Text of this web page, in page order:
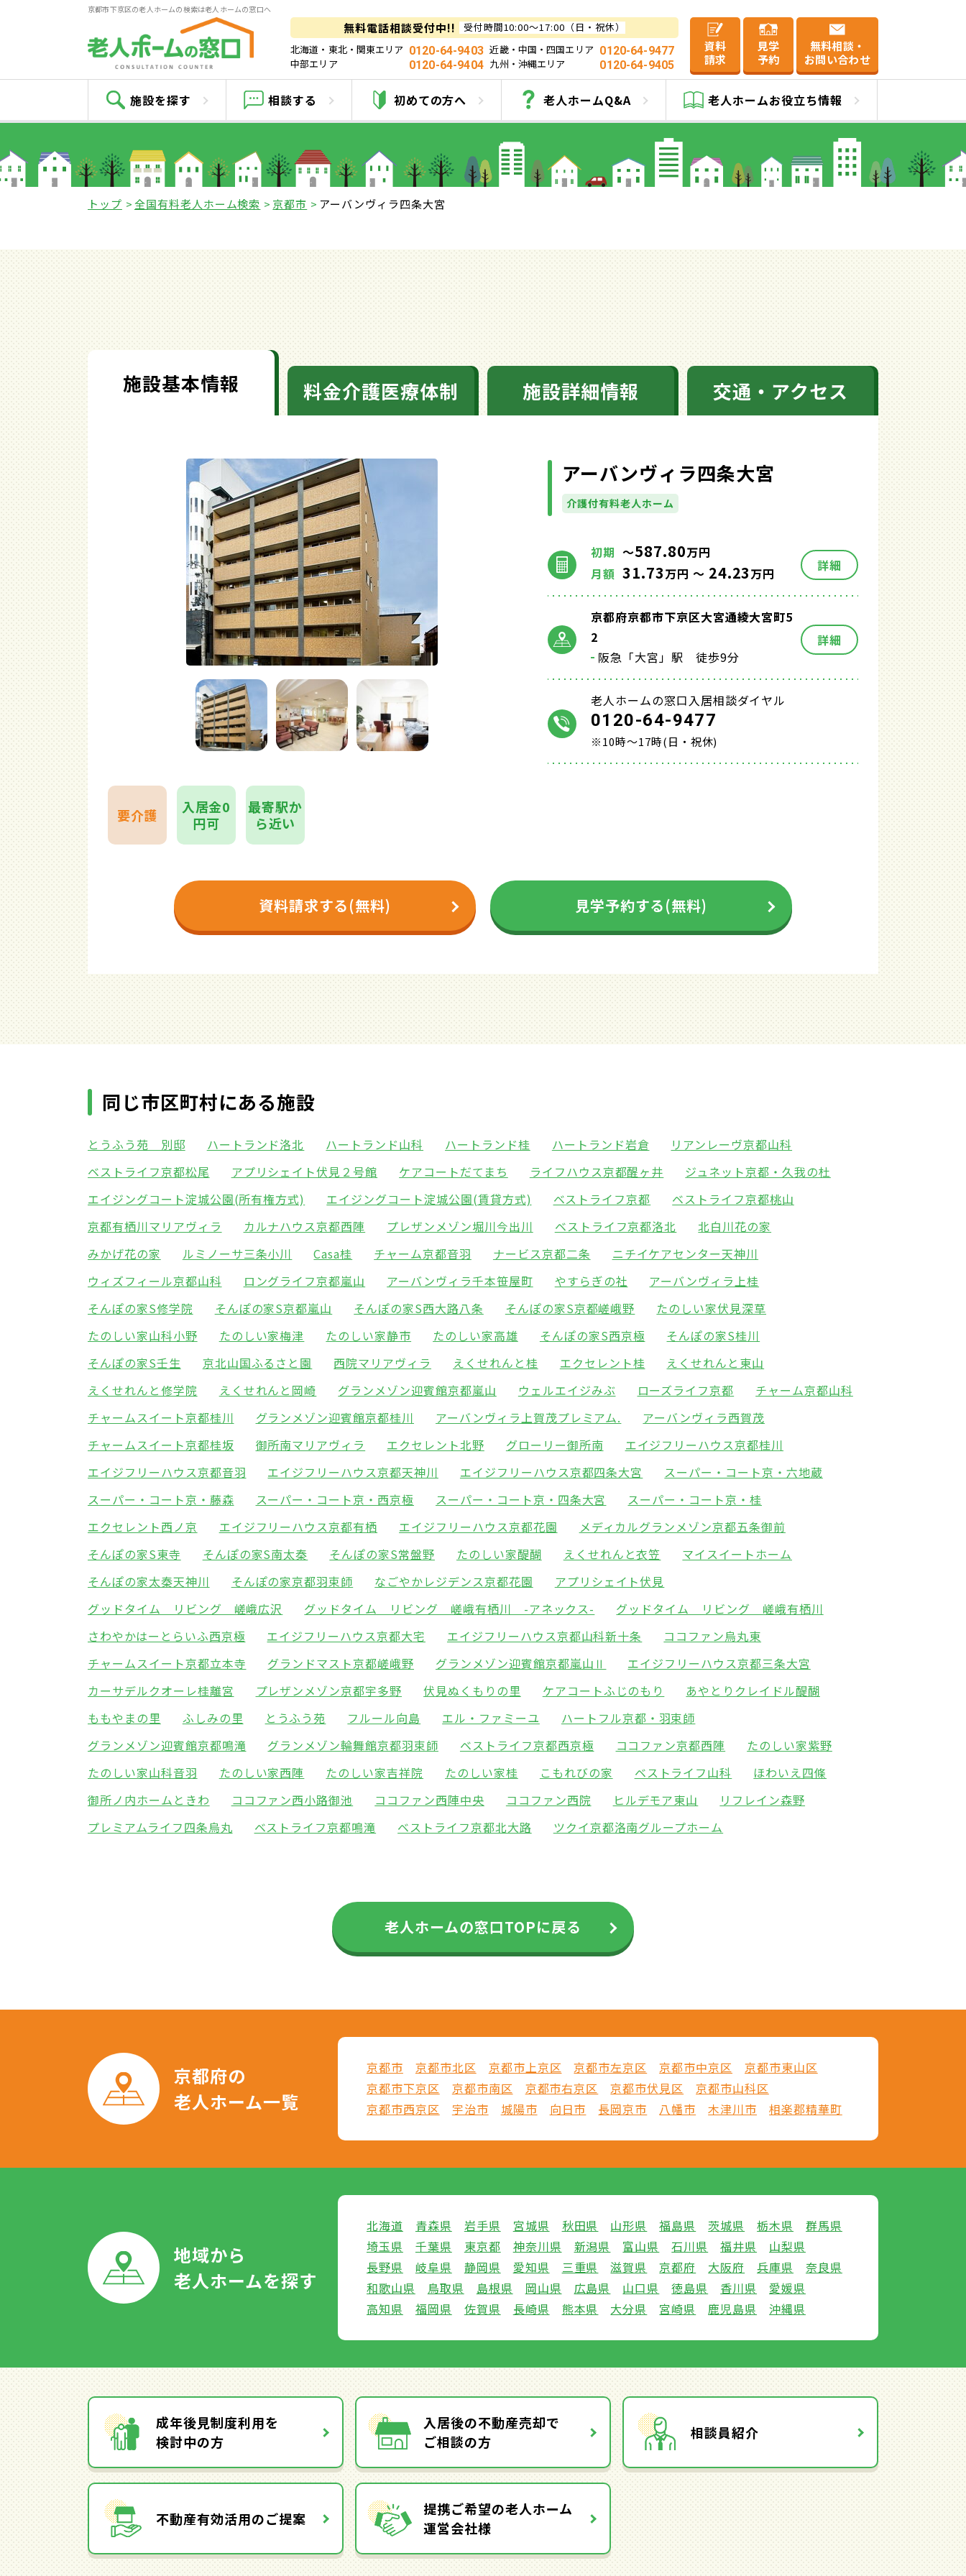
京都市下京区の老人ホームの検索は老人ホームの窓口へ
無料電話相談受付中!!
受付時間10:00～17:00（日・祝休）
北海道・東北・関東エリア 0120-64-9403 近畿・中国・四国エリア 0120-64-9477
中部エリア
0120-64-9404 九州・沖縄エリア 0120-64-9405
資料
請求
見学
予約
無料相談・
お問い合わせ
施設を探す 相談する 初めての方へ 老人ホームQ&A 老人ホームお役立ち情報
アーバンヴィラ四条大宮
トップ 全国有料老人ホーム検索 京都市 アーバンヴィラ四条大宮
施設基本情報 料金介護医療体制 施設詳細情報 交通・アクセス
アーバンヴィラ四条大宮
介護付有料老人ホーム
初期 ～587.80万円
月額 31.73万円 ～ 24.23万円 詳細
京都府京都市下京区大宮通綾大宮町5
2
阪急「大宮」駅 徒歩9分
詳細
老人ホームの窓口入居相談ダイヤル
0120-64-9477
※10時～17時(日・祝休)
要介護
入居金0
円可
最寄駅か
ら近い
資料請求する(無料) 見学予約する(無料)
同じ市区町村にある施設
とうふう苑 別邸 ハートランド洛北 ハートランド山科 ハートランド桂 ハートランド岩倉
リアンレーヴ京都山科
ベストライフ京都松尾
アプリシェイト伏見２号館 ケアコートだてまち ライフハウス京都醒ヶ井
ジュネット京都・久我の杜
エイジングコート淀城公園(所有権方式)
エイジングコート淀城公園(賃貸方式) ベストライフ京都
ベストライフ京都桃山
京都有栖川マリアヴィラ
カルナハウス京都西陣 プレザンメゾン堀川今出川 ベストライフ京都洛北
北白川花の家
みかげ花の家
ルミノーサ三条小川 Casa桂 チャーム京都音羽 ナービス京都二条
ニチイケアセンター天神川
ウィズフィール京都山科
ロングライフ京都嵐山 アーバンヴィラ千本笹屋町 やすらぎの社
アーバンヴィラ上桂
そんぽの家S修学院
そんぽの家S京都嵐山 そんぽの家S西大路八条 そんぽの家S京都嵯峨野
たのしい家伏見深草
たのしい家山科小野
たのしい家梅津 たのしい家静市 たのしい家高雄 そんぽの家S西京極
そんぽの家S桂川
そんぽの家S壬生
京北山国ふるさと園 西院マリアヴィラ えくせれんと桂 エクセレント桂
えくせれんと東山
えくせれんと修学院
えくせれんと岡崎 グランメゾン迎賓館京都嵐山 ウェルエイジみぶ ローズライフ京都
チャーム京都山科
チャームスイート京都桂川
グランメゾン迎賓館京都桂川 アーバンヴィラ上賀茂プレミアム.
アーバンヴィラ西賀茂
チャームスイート京都桂坂
御所南マリアヴィラ エクセレント北野 グローリー御所南
エイジフリーハウス京都桂川
エイジフリーハウス京都音羽
エイジフリーハウス京都天神川 エイジフリーハウス京都四条大宮
スーパー・コート京・六地蔵
スーパー・コート京・藤森
スーパー・コート京・西京極 スーパー・コート京・四条大宮
スーパー・コート京・桂
エクセレント西ノ京
エイジフリーハウス京都有栖 エイジフリーハウス京都花園
メディカルグランメゾン京都五条御前
そんぽの家S東寺
そんぽの家S南太秦 そんぽの家S常盤野 たのしい家醍醐 えくせれんと衣笠
マイスイートホーム
そんぽの家太秦天神川
そんぽの家京都羽束師 なごやかレジデンス京都花園
アプリシェイト伏見
グッドタイム リビング 嵯峨広沢
グッドタイム リビング 嵯峨有栖川 -アネックス-
グッドタイム リビング 嵯峨有栖川
さわやかはーとらいふ西京極
エイジフリーハウス京都大宅 エイジフリーハウス京都山科新十条
ココファン烏丸東
チャームスイート京都立本寺
グランドマスト京都嵯峨野 グランメゾン迎賓館京都嵐山Ⅱ
エイジフリーハウス京都三条大宮
カーサデルクオーレ桂離宮
プレザンメゾン京都宇多野 伏見ぬくもりの里 ケアコートふじのもり
あやとりクレイドル醍醐
ももやまの里
ふしみの里 とうふう苑 フルール向島 エル・ファミーユ
ハートフル京都・羽束師
グランメゾン迎賓館京都鳴滝
グランメゾン輪舞館京都羽束師 ベストライフ京都西京極 ココファン京都西陣
たのしい家紫野
たのしい家山科音羽
たのしい家西陣 たのしい家吉祥院 たのしい家桂 こもれびの家 ベストライフ山科
ほわいえ四條
御所ノ内ホームときわ
ココファン西小路御池 ココファン西陣中央 ココファン西院 ヒルデモア東山
リフレイン森野
プレミアムライフ四条烏丸
ベストライフ京都鳴滝 ベストライフ京都北大路 ツクイ京都洛南グループホーム
老人ホームの窓口TOPに戻る
京都府の
老人ホーム一覧
京都市 京都市北区 京都市上京区 京都市左京区 京都市中京区
京都市東山区
京都市下京区
京都市南区 京都市右京区 京都市伏見区
京都市山科区
京都市西京区
宇治市 城陽市 向日市 長岡京市 八幡市 木津川市 相楽郡精華町
地域から
老人ホームを探す
北海道 青森県 岩手県 宮城県 秋田県 山形県 福島県 茨城県 栃木県
群馬県
埼玉県
千葉県 東京都 神奈川県 新潟県 富山県 石川県 福井県
山梨県
長野県
岐阜県 静岡県 愛知県 三重県 滋賀県 京都府 大阪府 兵庫県
奈良県
和歌山県
鳥取県 島根県 岡山県 広島県 山口県 徳島県 香川県
愛媛県
高知県
福岡県 佐賀県 長崎県 熊本県 大分県 宮崎県 鹿児島県 沖縄県
成年後見制度利用を
検討中の方
入居後の不動産売却で
ご相談の方
相談員紹介
不動産有効活用のご提案
提携ご希望の老人ホーム
運営会社様